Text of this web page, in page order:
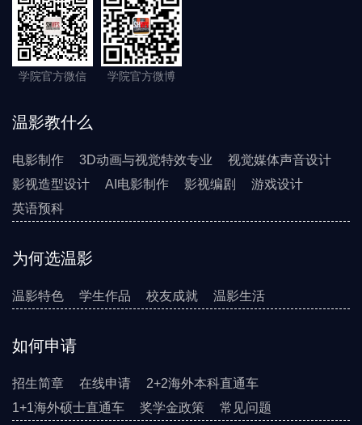
学院官方微信 学院官方微博
温影教什么
电影制作 3D动画与视觉特效专业
视觉媒体声音设计
影视造型设计
AI电影制作 影视编剧
游戏设计
英语预科
为何选温影
温影特色 学生作品 校友成就 温影生活
如何申请
招生简章 在线申请
2+2海外本科直通车
1+1海外硕士直通车
奖学金政策 常见问题